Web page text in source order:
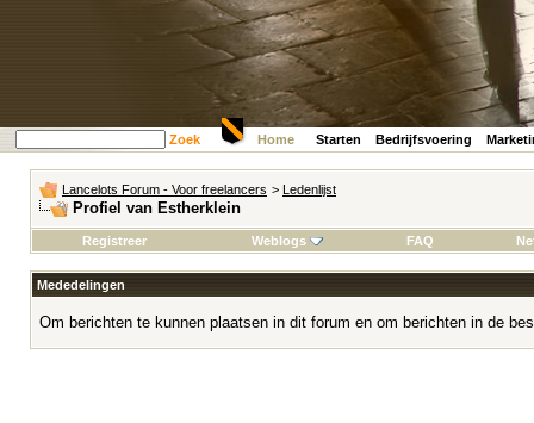
Zoek Home Starten Bedrijfsvoering
Lancelots Forum - Voor freelancers > Ledenlijst
Profiel van Estherklein
Registreer Weblogs FAQ
Mededelingen
Om berichten te kunnen plaatsen in dit forum en om berichten in de